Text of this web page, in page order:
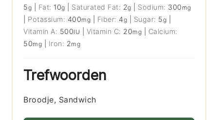
5g Fat: 10g Saturated Fat: 2g Sodium: 300 mg
Potassium: 400mg Fiber: 4g Sugar: 5g
Vitamin A: 500IU Vitamin C: 20mg
Calcium:
50mg Iron: 2mg
Trefwoorden
Broodje, Sandwich